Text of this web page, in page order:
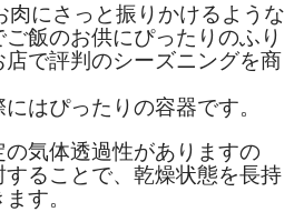
肉にさっと振りかけるような
飯のお供にぴったりのふり
で評判のシーズニングを商
はぴったりの容器です。
気体透過性がありますの
ることで、乾燥状態を長持
す。